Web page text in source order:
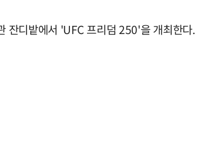
잔디밭에서 'UFC 프리덤 250'을 개최한다.